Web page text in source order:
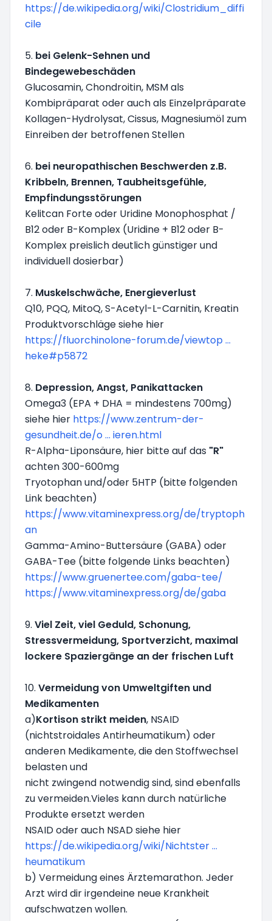
https://de.wikipedia.org/wiki/Clostridium_diffi
cile
5. bei Gelenk-Sehnen und
Bindegewebeschäden
Glucosamin, Chondroitin, MSM als
Kombipräparat oder auch als Einzelpräparate
Kollagen-Hydrolysat, Cissus, Magnesiumöl zum
Einreiben der betroffenen Stellen
6. bei neuropathischen Beschwerden z.B.
Kribbeln, Brennen, Taubheitsgefühle,
Empfindungsstörungen
Kelitcan Forte oder Uridine Monophosphat /
B12 oder B-Komplex (Uridine + B12 oder B-
Komplex preislich deutlich günstiger und
individuell dosierbar)
7. Muskelschwäche, Energieverlust
Q10, PQQ, MitoQ, S-Acetyl-L-Carnitin, Kreatin
Produktvorschläge siehe hier
https://fluorchinolone-forum.de/viewtop ...
heke#p5872
8. Depression, Angst, Panikattacken
Omega3 (EPA + DHA = mindestens 700mg)
siehe hier https://www.zentrum-der-
gesundheit.de/o ... ieren.html
R-Alpha-Liponsäure, hier bitte auf das "R"
achten 300-600mg
Tryotophan und/oder 5HTP (bitte folgenden
Link beachten)
https://www.vitaminexpress.org/de/tryptoph
an
Gamma-Amino-Buttersäure (GABA) oder
GABA-Tee (bitte folgende Links beachten)
https://www.gruenertee.com/gaba-tee/
https://www.vitaminexpress.org/de/gaba
9. Viel Zeit, viel Geduld, Schonung,
Stressvermeidung, Sportverzicht, maximal
lockere Spaziergänge an der frischen Luft
10. Vermeidung von Umweltgiften und
Medikamenten
a)Kortison strikt meiden, NSAID
(nichtstroidales Antirheumatikum) oder
anderen Medikamente, die den Stoffwechsel
belasten und
nicht zwingend notwendig sind, sind ebenfalls
zu vermeiden.Vieles kann durch natürliche
Produkte ersetzt werden
NSAID oder auch NSAD siehe hier
https://de.wikipedia.org/wiki/Nichtster ...
heumatikum
b) Vermeidung eines Ärztemarathon. Jeder
Arzt wird dir irgendeine neue Krankheit
aufschwatzen wollen.